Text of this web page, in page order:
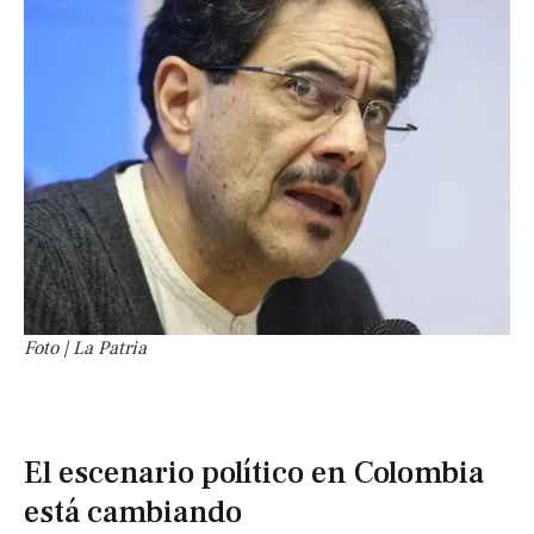
Foto | La Patria
El escenario político en Colombia
está cambiando